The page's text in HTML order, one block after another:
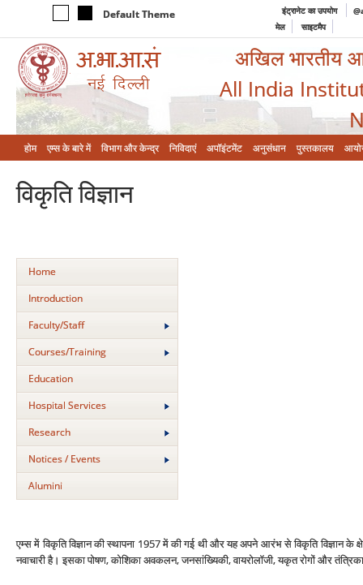
Default Theme इंट्रानेट का उपयोग
मेल
साइटमैप
अखिल भारतीय
All India
होम एम्‍स के बारे में विभाग और केन्‍द्र निविदाएं अपॉइंटमेंट अनुसंधान पुस्तकालय
विकृति विज्ञान
Home
Introduction
Faculty/Staff
Courses/Training
Education
Hospital Services
Research
Notices / Events
Alumini
एम्‍स में विकृति विज्ञान की स्‍थापना 1957 में की गई थी और यह अपने आरंभ से विकृति विज्ञान
नवाचारी है। इसका पोषण, कोशिका अवकलन, जनसांख्यिकी, वायरोलॉजी, यकृत रोगों और